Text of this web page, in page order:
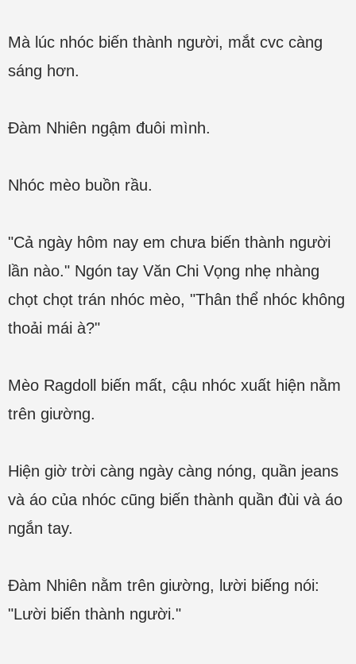
Mà lúc nhóc biến thành người, mắt cvc càng
sáng hơn.
Đàm Nhiên ngậm đuôi mình.
Nhóc mèo buồn rầu.
"Cả ngày hôm nay em chưa biến thành người
lần nào." Ngón tay Văn Chi Vọng nhẹ nhàng
chọt chọt trán nhóc mèo, "Thân thể nhóc không
thoải mái à?"
Mèo Ragdoll biến mất, cậu nhóc xuất hiện nằm
trên giường.
Hiện giờ trời càng ngày càng nóng, quần jeans
và áo của nhóc cũng biến thành quần đùi và áo
ngắn tay.
Đàm Nhiên nằm trên giường, lười biếng nói:
"Lười biến thành người."